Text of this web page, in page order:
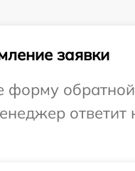
заявки
форму
ответит